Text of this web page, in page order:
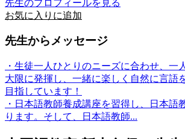
先生のプロフィールを見る
お気に入りに追加
先生からメッセージ
・生徒一人ひとりのニーズに合わせ、一
大限に発揮し、一緒に楽しく自然に言語
目指しています！
・日本語教師養成講座を習得し、日本語
ります。そして、日本語教師...